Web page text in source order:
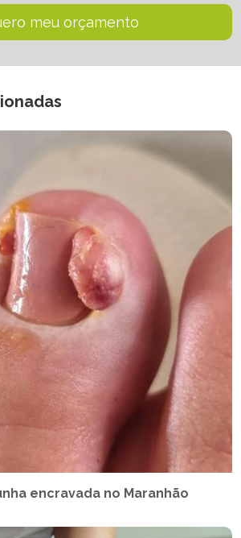
meu orçamento
encravada no Maranhão